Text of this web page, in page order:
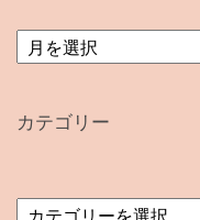
ア
ー
ブ
カテゴリー